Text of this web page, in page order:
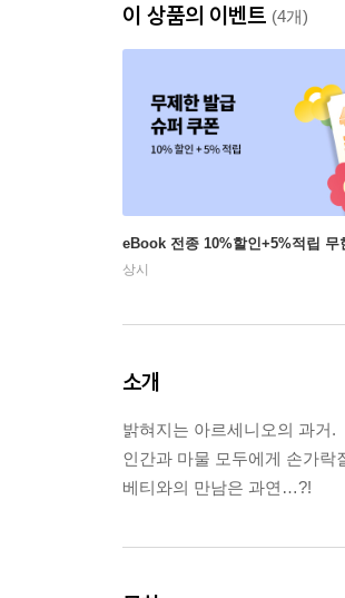
이 상품의 이벤트 (4개)
eBook 전종 10%할인+5%적립 무
상시
소개
밝혀지는 아르세니오의 과거.
인간과 마물 모두에게 손가락
베티와의 만남은 과연…?!